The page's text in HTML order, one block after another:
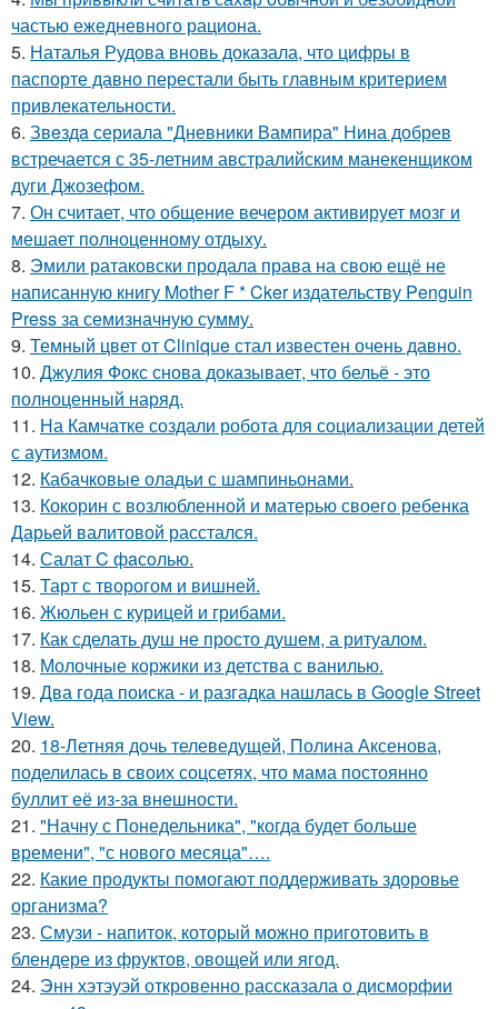
частью ежедневного рациона.
5. Наталья Рудова вновь доказала, что цифры в
паспорте давно перестали быть главным критерием
привлекательности.
6. Звeздa сериала "Дневники Вампира" Нина добрев
встречается с 35-летним австралийским манекенщиком
дуги Джозефом.
7. Он считает, что общение вечером активирует мозг и
мешает полноценному отдыху.
8. Эмили ратаковски продала права на свою ещё не
написанную книгу Mother F * Cker издательству Penguin
Press за семизначную сумму.
9. Темный цвет от Clinique стал известен очень давно.
10. Джулия Фокс снова доказывает, что бельё - это
полноценный наряд.
11. На Камчатке создали робота для социализации детей
с аутизмом.
12. Кабачковые оладьи с шампиньонами.
13. Кокорин с возлюбленной и матерью своего ребенка
Дарьей валитовой расстался.
14. Салат C фaсoлью.
15. Тарт с творогом и вишней.
16. Жюльен с курицей и грибами.
17. Как сделать душ не просто душем, а ритуалом.
18. Молочные коржики из детства с ванилью.
19. Два года поиска - и разгадка нашлась в Google Street
View.
20. 18-Летняя дочь телеведущей, Полина Аксенова,
поделилась в своих соцсетях, что мама постоянно
буллит её из-за внешности.
21. "Начну с Понедельника", "когда будет больше
времени", "с нового месяца"….
22. Какие продукты помогают поддерживать здоровье
организма?
23. Смузи - напиток, который можно приготовить в
блендере из фруктов, овощей или ягод.
24. Энн хэтэуэй откровенно рассказала о дисморфии